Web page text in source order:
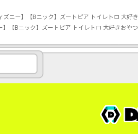
ィズニー】【Bニック】ズートピア トイレトロ 大好
】【Bニック】ズートピア トイレトロ 大好きおや